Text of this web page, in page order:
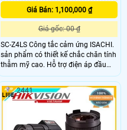
Giá Bán: 1,100,000 ₫
Giá gốc: 00 ₫
SC-Z4LS Công tắc cảm ứng ISACHI.
sản phẩm có thiết kế chắc chăn tính
thẫm mỹ cao. Hỗ trợ điện áp đầu
vào Điện áp đầu vào: 100-240V AC
50/60HZ,Hỗ trơ Chuẩn kết nối:
Zigbee/ Wifi,Quy cách: 4 nút,Màu
sắc: Trắng, đen, vàng
2441